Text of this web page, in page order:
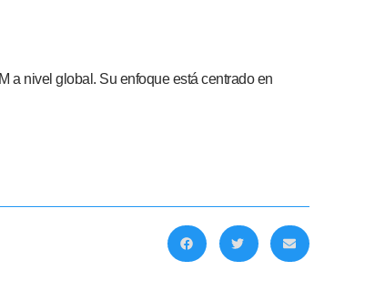
a nivel global. Su enfoque está centrado en